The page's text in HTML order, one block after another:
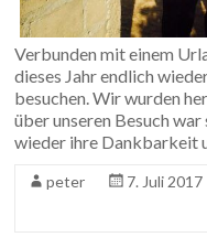
Verbunden mit einem
dieses Jahr endlich
besuchen. Wir wurden
über unseren Besuch
wieder ihre Dankbarkeit
peter 7. Juli 2017